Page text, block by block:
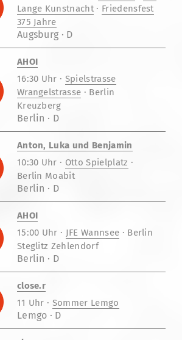
Lange Kunstnacht · Friedensfest
375 Jahre
Augsburg · D
AHOI
16:30 Uhr · Spielstrasse
Wrangelstrasse · Berlin
Kreuzberg
Berlin · D
Anton, Luka und Benjamin
10:30 Uhr · Otto Spielplatz ·
Berlin Moabit
Berlin · D
AHOI
15:00 Uhr · JFE Wannsee · Berlin
Steglitz Zehlendorf
Berlin · D
close.r
11 Uhr · Sommer Lemgo
Lemgo · D